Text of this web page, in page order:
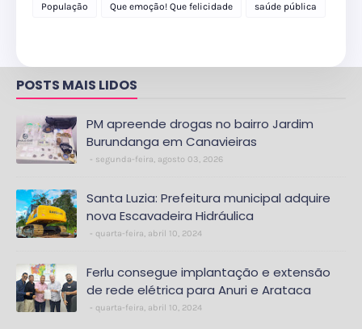
População Que emoção! Que felicidade saúde pública
POSTS MAIS LIDOS
PM apreende drogas no bairro Jardim
Burundanga em Canavieiras
segunda-feira, agosto 03, 2026
Santa Luzia: Prefeitura municipal adquire
nova Escavadeira Hidráulica
quarta-feira, abril 10, 2024
Ferlu consegue implantação e extensão
de rede elétrica para Anuri e Arataca
quarta-feira, abril 10, 2024